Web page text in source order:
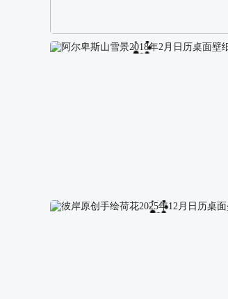
阿尔卑斯山区自然风景壁纸
阿尔卑斯山雪景2018年2月日历桌面壁纸